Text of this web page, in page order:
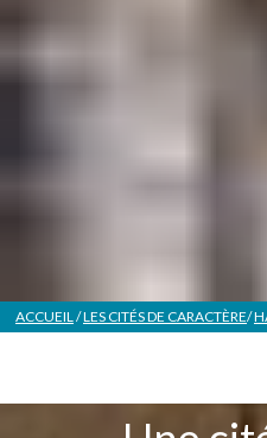
ACCUEIL/LES CITÉS DE CARACTÈRE/